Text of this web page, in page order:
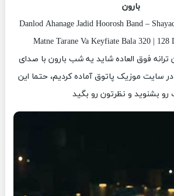
بارون
Danlod Ahanage Jadid Hoorosh Band –
Matne Tarane Va Keyfiate Bala 320 | 128
ترانه فوق العاده شاید یه شب بارون با صدای
سایت موزیک پاتوق آماده کردیم، حتما این
رو بشنوید و نظرتون رو بگید